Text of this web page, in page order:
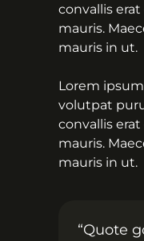
convallis
mauris.
mauris in ut.
Lorem
volutpat
convallis
mauris.
mauris in ut.
“Quote